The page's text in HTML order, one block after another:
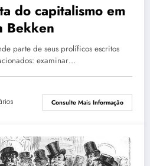
do capitalismo em
Bekken
parte de seus prolíficos escritos
examinar…
Consulte Mais Informação